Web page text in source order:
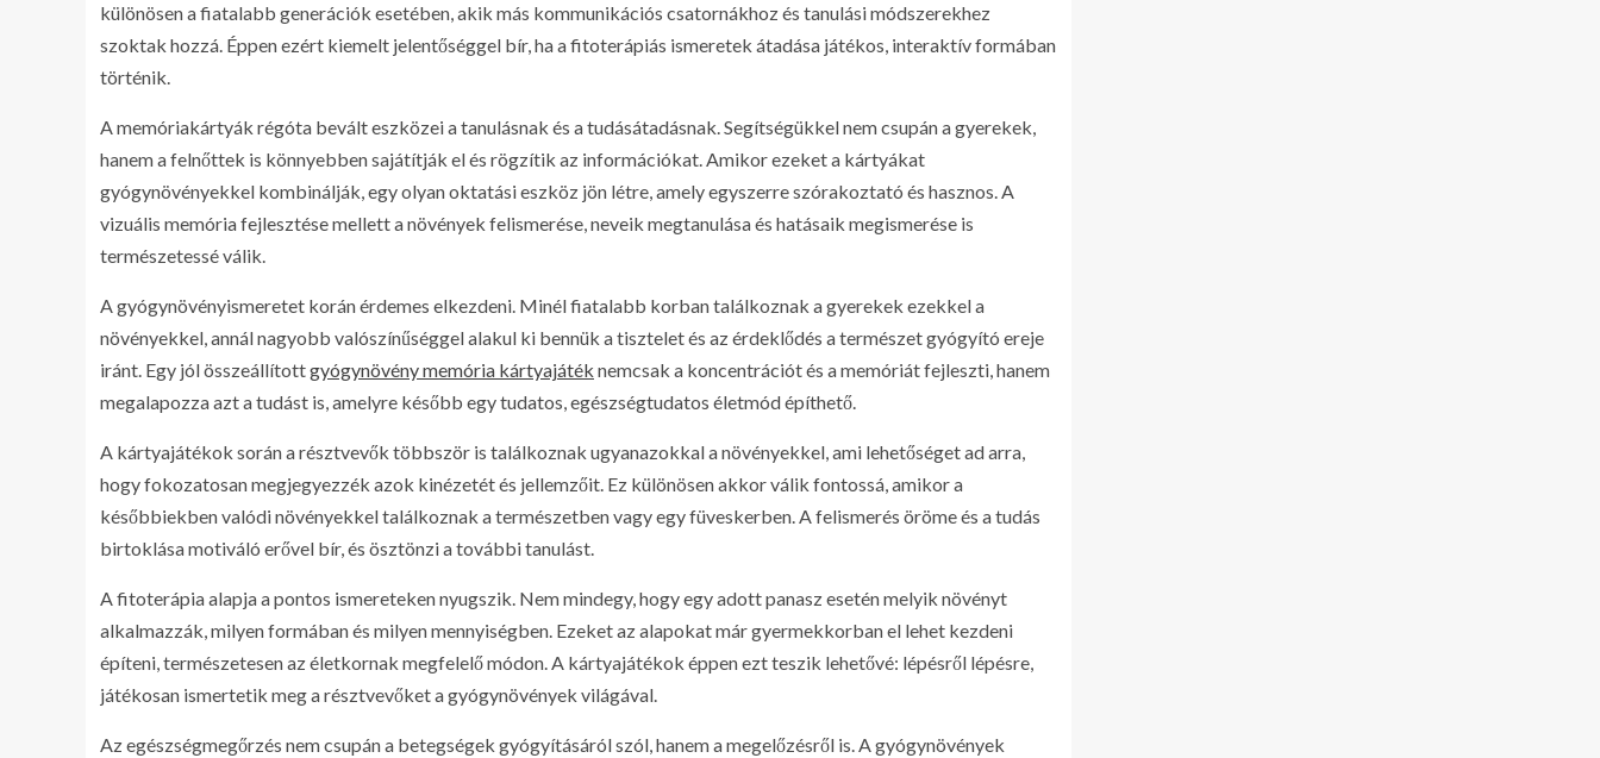
különösen a fiatalabb generációk esetében, akik más kommunikációs csatornákhoz és tanulási módszerekhez
szoktak hozzá. Éppen ezért kiemelt jelentőséggel bír, ha a fitoterápiás ismeretek átadása játékos, interaktív formában
történik.
A memóriakártyák régóta bevált eszközei a tanulásnak és a tudásátadásnak. Segítségükkel nem csupán a gyerekek,
hanem a felnőttek is könnyebben sajátítják el és rögzítik az információkat. Amikor ezeket a kártyákat
gyógynövényekkel kombinálják, egy olyan oktatási eszköz jön létre, amely egyszerre szórakoztató és hasznos. A
vizuális memória fejlesztése mellett a növények felismerése, neveik megtanulása és hatásaik megismerése is
természetessé válik.
A gyógynövényismeretet korán érdemes elkezdeni. Minél fiatalabb korban találkoznak a gyerekek ezekkel a
növényekkel, annál nagyobb valószínűséggel alakul ki bennük a tisztelet és az érdeklődés a természet gyógyító ereje
iránt. Egy jól összeállítottgyógynövény memória kártyajáték nemcsak a koncentrációt és a memóriát fejleszti, hanem
megalapozza azt a tudást is, amelyre később egy tudatos, egészségtudatos életmód építhető.
A kártyajátékok során a résztvevők többször is találkoznak ugyanazokkal a növényekkel, ami lehetőséget ad arra,
hogy fokozatosan megjegyezzék azok kinézetét és jellemzőit. Ez különösen akkor válik fontossá, amikor a
későbbiekben valódi növényekkel találkoznak a természetben vagy egy füveskerben. A felismerés öröme és a tudás
birtoklása motiváló erővel bír, és ösztönzi a további tanulást.
A fitoterápia alapja a pontos ismereteken nyugszik. Nem mindegy, hogy egy adott panasz esetén melyik növényt
alkalmazzák, milyen formában és milyen mennyiségben. Ezeket az alapokat már gyermekkorban el lehet kezdeni
építeni, természetesen az életkornak megfelelő módon. A kártyajátékok éppen ezt teszik lehetővé: lépésről lépésre,
játékosan ismertetik meg a résztvevőket a gyógynövények világával.
Az egészségmegőrzés nem csupán a betegségek gyógyításáról szól, hanem a megelőzésről is. A gyógynövények